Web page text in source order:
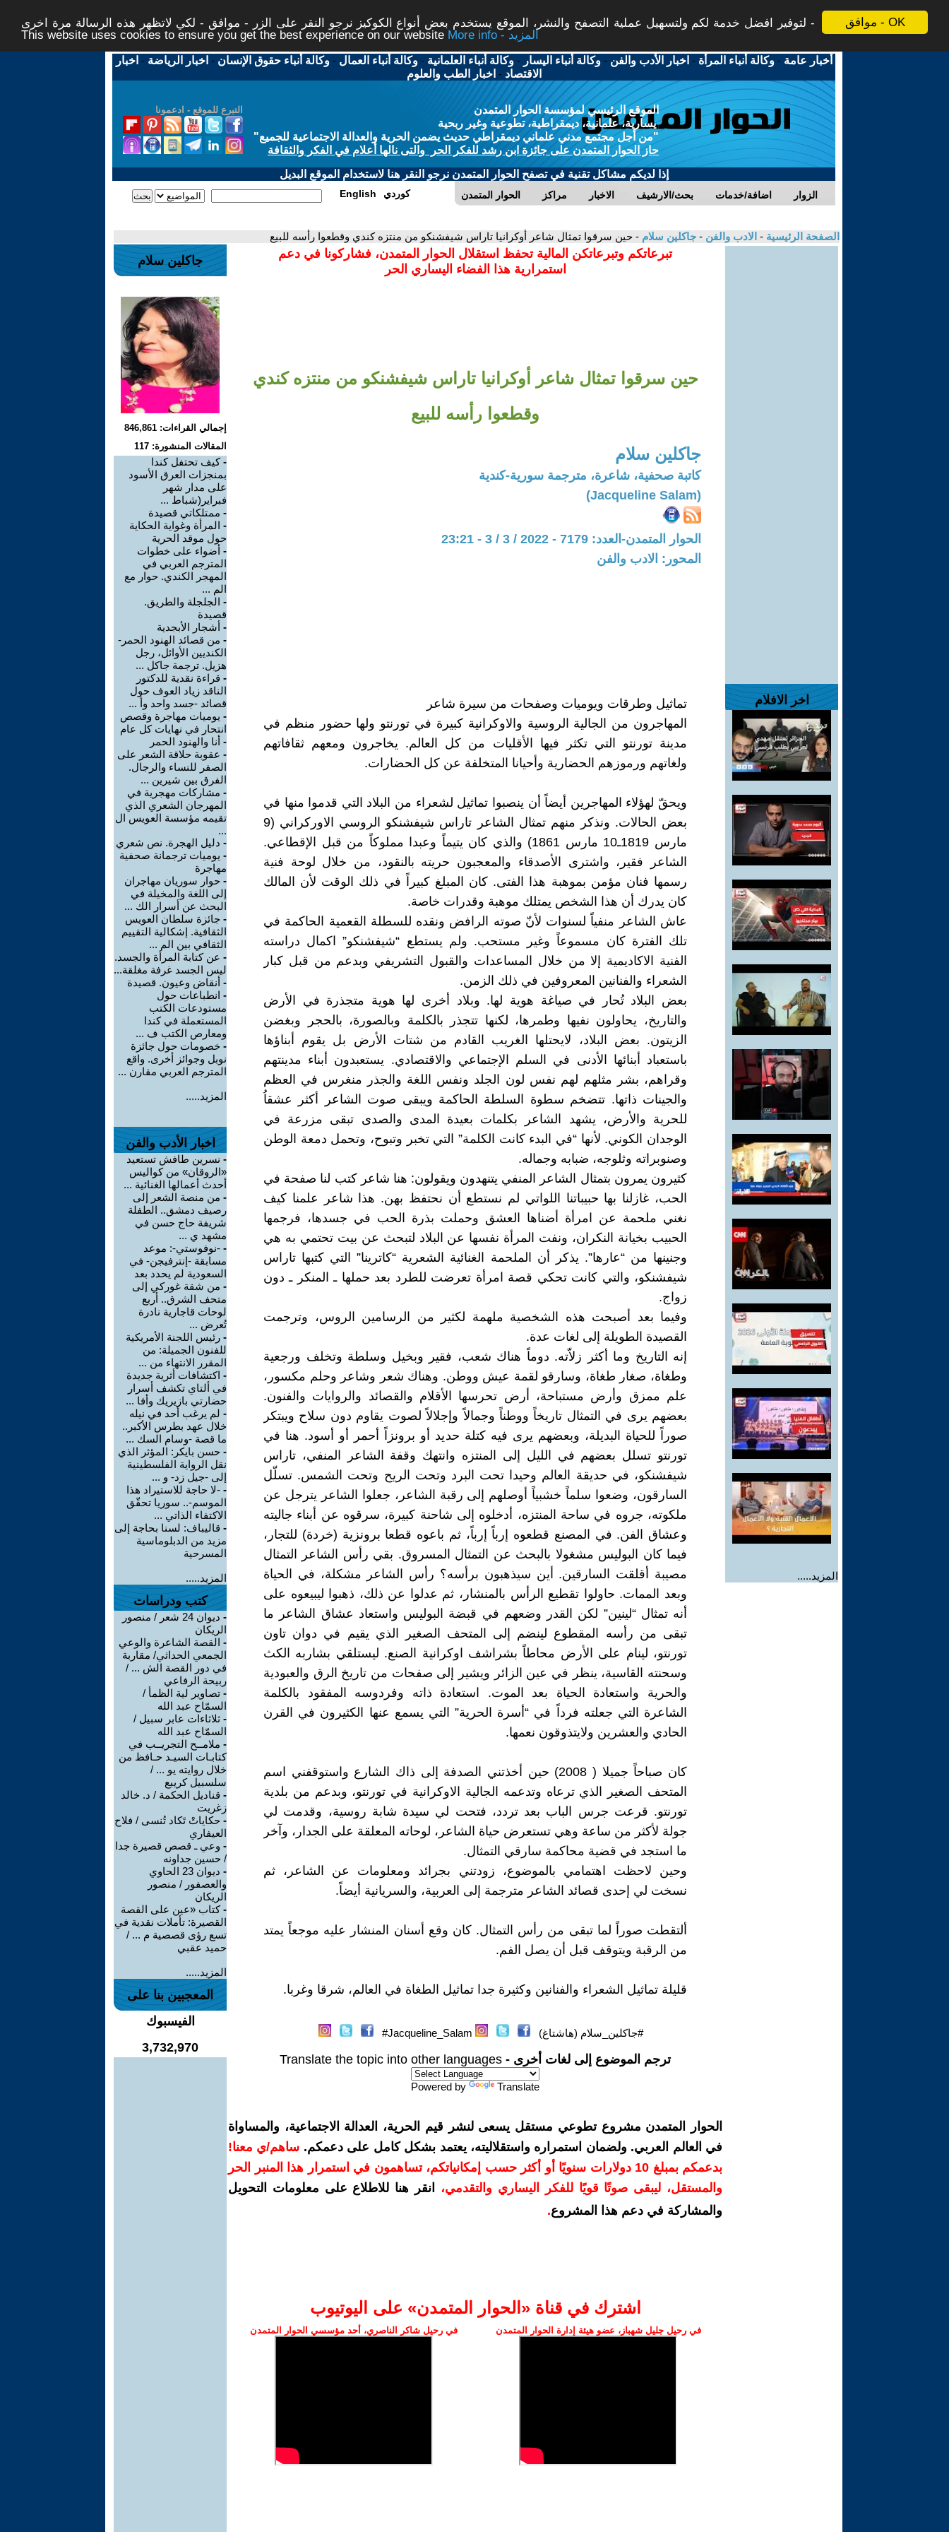
موافق - OK
لتوفير افضل خدمة لكم ولتسهيل عملية التصفح والنشر، الموقع يستخدم بعض أنواع الكوكيز نرجو النقر على الزر - موافق - لكي لاتظهر هذه الرسالة مرة اخرى -
This website uses cookies to ensure you get the best experience on our website
More info - المزيد
أخبار عامة -وكالة أنباء المرأة - اخبار الأدب والفن -وكالة أنباء اليسار -وكالة أنباء العلمانية -وكالة أنباء العمال -وكالة أنباء حقوق الإنسان - اخبار الرياضة - اخبار
الاقتصاد - اخبار الطب والعلوم
التبرع للموقع - ادعمونا
الموقع الرئيسي لمؤسسة الحوار المتمدن
يسارية، علمانية، ديمقراطية، تطوعية وغير ربحية
"من أجل مجتمع مدني علماني ديمقراطي حديث يضمن الحرية والعدالة الاجتماعية للجميع"
حاز الحوار المتمدن على جائزة ابن رشد للفكر الحر والتى نالها أعلام في الفكر والثقافة
إذا لديكم مشاكل تقنية في تصفح الحوار المتمدن نرجو النقر هنا لاستخدام الموقع البديل
الحوار المتمدن مراكز الاخبار بحث/الارشيف اضافة/خدمات الزوار English كوردي
الصفحة الرئيسية - الادب والفن - جاكلين سلام - حين سرقوا تمثال شاعر أوكرانيا تاراس شيفشنكو من منتزه كندي وقطعوا رأسه للبيع
اخر الافلام
المزيد.....
تبرعاتكم وتبرعاتكن المالية تحفظ استقلال الحوار المتمدن، فشاركونا في دعم
استمرارية هذا الفضاء اليساري الحر
حين سرقوا تمثال شاعر أوكرانيا تاراس شيفشنكو من منتزه كندي
وقطعوا رأسه للبيع
جاكلين سلام
كاتبة صحفية، شاعرة، مترجمة سورية-كندية
(Jacqueline Salam)
الحوار المتمدن-العدد: 7179 - 2022 / 3 / 3 - 23:21
المحور: الادب والفن
تماثيل وطرقات ويوميات وصفحات من سيرة شاعر
المهاجرون من الجالية الروسية والاوكرانية كبيرة في تورنتو ولها حضور منظم في
مدينة تورنتو التي تكثر فيها الأقليات من كل العالم. يخاجرون ومعهم ثقافاتهم
ولغاتهم ورموزهم الحضارية وأحيانا المتخلفة عن كل الحضارات.
ويحقّ لهؤلاء المهاجرين أيضاً أن ينصبوا تماثيل لشعراء من البلاد التي قدموا منها في
بعض الحالات. ونذكر منهم تمثال الشاعر تاراس شيفشنكو الروسي الاوركراني (9
مارس 1819ـ10 مارس 1861) والذي كان يتيماً وعبدا مملوكاً من قبل الإقطاعي.
الشاعر فقير، واشترى الأصدقاء والمعجبون حريته بالنقود، من خلال لوحة فنية
رسمها فنان مؤمن بموهبة هذا الفتى. كان المبلغ كبيراً في ذلك الوقت لأن المالك
كان يدرك أن هذا الشخص يمتلك موهبة وقدرات خاصة.
عاش الشاعر منفياً لسنوات لأنّ صوته الرافض ونقده للسطلة القعمية الحاكمة في
تلك الفترة كان مسموعاً وغير مستحب. ولم يستطع “شيفشنكو” اكمال دراسته
الفنية الاكاديمية إلا من خلال المساعدات والقبول التشريفي وبدعم من قبل كبار
الشعراء والفنانين المعروفين في ذلك الزمن.
بعض البلاد تُحار في صياغة هوية لها. وبلاد أخرى لها هوية متجذرة في الأرض
والتاريخ، يحاولون نفيها وطمرها، لكنها تتجذر بالكلمة وبالصورة، بالحجر وبغضن
الزيتون. بعض البلاد، لايحتلها الغريب القادم من شتات الأرض بل يقوم أبناؤها
باستعباد أبنائها الأدنى في السلم الإجتماعي والاقتصادي. يستعبدون أبناء مدينتهم
وقراهم، بشر مثلهم لهم نفس لون الجلد ونفس اللغة والجذر منغرس في العظم
والجينات ذاتها. تتضخم سطوة السلطة الحاكمة ويبقى صوت الشاعر أكثر عشقاُ
للحرية والأرض، يشهد الشاعر بكلمات بعيدة المدى والصدى تبقى مزرعة في
الوجدان الكوني. لأنها “في البدء كانت الكلمة” التي تخبر وتبوح، وتحمل دمعة الوطن
وصنوبراته وثلوجه، ضبابه وجماله.
كثيرون يمرون بتمثال الشاعر المنفي يتنهدون ويقولون: هنا شاعر كتب لنا صفحة في
الحب، غازلنا بها حبيباتنا اللواتي لم نستطع أن نحتفظ بهن. هذا شاعر علمنا كيف
نغني ملحمة عن امرأة أضناها العشق وحملت بذرة الحب في جسدها، فرجمها
الحبيب بخيانة النكران، ونفت المرأة نفسها عن البلاد لتبحث عن بيت تحتمي به هي
وجنينها من “عارها”. يذكر أن الملحمة الغنائية الشعرية “كاترينا” التي كتبها تاراس
شيفشنكو، والتي كانت تحكي قصة امرأة تعرضت للطرد بعد حملها ـ المنكر ـ دون
زواج.
وفيما بعد أصبحت هذه الشخصية ملهمة لكثير من الرسامين الروس، وترجمت
القصيدة الطويلة إلى لغات عدة.
إنه التاريخ وما أكثر زلاّته. دوماً هناك شعب، فقير وبخيل وسلطة وتخلف ورجعية
وطغاة، صغار طغاة، وسارقو لقمة عيش ووطن. وهناك شعر وشاعر وحلم مكسور،
علم ممزق وأرض مستباحة، أرض تحرسها الأقلام والقصائد والروايات والفنون.
بعضهم يرى في التمثال تاريخاً ووطناً وجمالاً وإجلالاً لصوت يقاوم دون سلاح ويبتكر
صوراً للحياة البديلة، وبعضهم يرى فيه كتلة حديد أو برونزاً أحمر أو أسود. هنا في
تورنتو تسلل بعضهم في الليل إلى المنتزه وانتهك وقفة الشاعر المنفي، تاراس
شيفشنكو، في حديقة العالم وحيدا تحت البرد وتحت الريح وتحت الشمس. تسلّل
السارقون، وضعوا سلماً خشبياً أوصلهم إلى رقبة الشاعر، جعلوا الشاعر يترجل عن
ملكوته، جروه في ساحة المنتزه، أدخلوه إلى شاحنة كبيرة، سرقوه عن أبناء جاليته
وعشاق الفن. في المصنع قطعوه إرباً إرباً، ثم باعوه قطعا برونزية (خردة) للتجار،
فيما كان البوليس مشغولا بالبحث عن التمثال المسروق. بقي رأس الشاعر التمثال
مصيبة أقلقت السارقين. أين سيذهبون برأسه؟ رأس الشاعر مشكلة، في الحياة
وبعد الممات. حاولوا تقطيع الرأس بالمنشار، ثم عدلوا عن ذلك، ذهبوا ليبيعوه على
أنه تمثال “لينين” لكن القدر وضعهم في قبضة البوليس واستعاد عشاق الشاعر ما
تبقى من رأسه المقطوع لينضم إلى المتحف الصغير الذي يقيم في دوان تاون
تورنتو، لينام على الأرض محاطاً بشراشف اوكرانية الصنع. ليستلقي بشاربه الكث
وسحنته القاسية، ينظر في عين الزائر ويشير إلى صفحات من تاريخ الرق والعبودية
والحرية واستعادة الحياة بعد الموت. استعادة ذاته وفردوسه المفقود بالكلمة
الشاعرة التي جعلته فرداً في “أسرة الحرية” التي يسمع عنها الكثيرون في القرن
الحادي والعشرين ولايتذوقون نعمها.
كان صباحاً جميلا ( 2008) حين أخذتني الصدفة إلى ذاك الشارع واستوقفني اسم
المتحف الصغير الذي ترعاه وتدعمه الجالية الاوكرانية في تورنتو، وبدعم من بلدية
تورنتو. قرعت جرس الباب بعد تردد، فتحت لي سيدة شابة روسية، وقدمت لي
جولة لأكثر من ساعة وهي تستعرض حياة الشاعر، لوحاته المعلقة على الجدار، وآخر
ما استجد في قضية محاكمة سارقي التمثال.
وحين لاحظت اهتمامي بالموضوع، زودتني بجرائد ومعلومات عن الشاعر، ثم
نسخت لي إحدى قصائد الشاعر مترجمة إلى العربية، والسريانية أيضاً.
ألتقطت صوراً لما تبقى من رأس التمثال. كان وقع أسنان المنشار عليه موجعاً يمتد
من الرقبة ويتوقف قبل أن يصل الفم.
قليلة تماثيل الشعراء والفنانين وكثيرة جدا تماثيل الطغاة في العالم، شرقا وغربا.
#جاكلين_سلام (هاشتاغ) Jacqueline_Salam#
ترجم الموضوع إلى لغات أخرى - Translate the topic into other languages
Powered by Translate
الحوار المتمدن مشروع تطوعي مستقل يسعى لنشر قيم الحرية، العدالة الاجتماعية، والمساواة
في العالم العربي. ولضمان استمراره واستقلاليته، يعتمد بشكل كامل على دعمكم. ساهم/ي معنا!
بدعمكم بمبلغ 10 دولارات سنويًا أو أكثر حسب إمكانياتكم، تساهمون في استمرار هذا المنبر الحر
والمستقل، ليبقى صوتًا قويًا للفكر اليساري والتقدمي،
انقر هنا للاطلاع على معلومات التحويل
والمشاركة في دعم هذا المشروع.
اشترك في قناة ‫«الحوار المتمدن» على اليوتيوب
في رحيل جليل شهباز، عضو هيئة إدارة الحوار المتمدن في رحيل شاكر الناصري، أحد مؤسسي الحوار المتمدن
جاكلين سلام
إجمالي القراءات: 846,861
المقالات المنشورة: 117
-كيف تحتفل كندا
بمنجزات العرق الأسود
على مدار شهر
فبراير(شباط ...
- ممتلكاتي قصيدة
- المرأة وغواية الحكاية
حول موقد الحرية
- أضواء على خطوات
المترجم العربي في
المهجر الكندي. حوار مع
الم ...
- الجلجلة والطريق.
قصيدة
- أشجار الأبجدية
- من قصائد الهنود الحمر-
الكنديين الأوائل، رجل
هزيل. ترجمة جاكل ...
- قراءة نقدية للدكتور
الناقد زياد العوف حول
قصائد -جسد واحد وأ ...
- يوميات مهاجرة وقصص
انتحار في نهايات كل عام
- أنا والهنود الحمر
- عقوبة حلاقة الشعر على
الصفر للنساء والرجال.
الفرق بين شيرين ...
- مشاركات مهجرية في
المهرجان الشعري الذي
تقيمه مؤسسة العويس ال
...
- دليل الهجرة. نص شعري
- يوميات ترجمانة صحفية
مهاجرة
- حوار سوريان مهاجران
إلى اللغة والمخيلة في
البحث عن أسرار الك ...
- جائزة سلطان العويس
الثقافية. إشكالية التقييم
الثقافي بين الم ...
- عن كتابة المرأة والجسد.
ليس الجسد غرفة مغلقة...
- أنقاض وعيون. قصيدة
- انطباعات حول
مستودعات الكتب
المستعملة في كندا
ومعارص الكتب ف ...
- خصومات حول جائزة
نوبل وجوائز أخرى. واقع
المترجم العربي مقارن ...
المزيد.....
اخبار الأدب والفن
- نسرين طافش تستعيد
«الروقان» من كواليس
أحدث أعمالها الغنائية ...
- من منصة الشعر إلى
رصيف دمشق.. الطفلة
شريفة حاج حسن في
مشهد ي ...
- -نوفوستي-: موعد
مسابقة -إنترفيجن- في
السعودية لم يحدد بعد
- من شقة غوركي إلى
متحف الشرق.. أربع
لوحات قاجارية نادرة
تُعرض ...
- رئيس اللجنة الأمريكية
للفنون الجميلة: من
المقرر الانتهاء من ...
- اكتشافات أثرية جديدة
في ألتاي تكشف أسرار
حضارتي بازيريك وأفا ...
- لم يرغب أحد في نيله
خلال عهد بطرس الأكبر..
ما قصة -وسام السك ...
- حسن بايكر: المؤثر الذي
نقل الرواية الفلسطينية
إلى -جيل زد- و ...
- -لا حاجة للاستيراد هذا
الموسم-.. سوريا تحقّق
الاكتفاء الذاتي ...
- قاليباف: لسنا بحاجة إلى
مزيد من الدبلوماسية
المسرحية
المزيد.....
كتب ودراسات
-
ديوان 24 شعر / منصور
الريكان
- القصة الشاعرة والوعي
الجمعي الحداثي/ مقاربة
في دور القصة الش ... /
ربيحة الرفاعي
- تصاوير لية الظمأ /
السمّاح عبد الله
- ثلاثاءات عابر سبيل /
السمّاح عبد الله
- ملامــح التجريــب في
كتابـات السيـد حـافظ من
خلال روايته يو ... /
سلسبيل كريبع
- قناديل الحكمة / د. خالد
زغريت
- حكاياتْ تَكاد تُنسى / فلاح
العيفاري
- وعي ـ قصص قصيرة جدا
/ حسين جداونه
-
ديوان 23 الحاوي
والعصفور / منصور
الريكان
-كتاب «عين على القصة
القصيرة: تأملات نقدية في
تسع رؤى قصصية م ... /
حميد عقبي
المزيد.....
المعجبين بنا على
الفيسبوك
3,732,970